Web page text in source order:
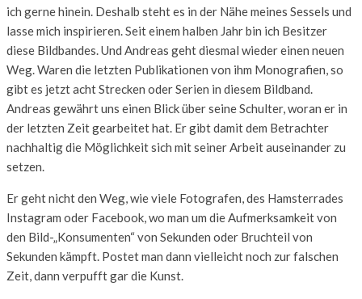
ich gerne hinein. Deshalb steht es in der Nähe meines Sessels und
lasse mich inspirieren. Seit einem halben Jahr bin ich Besitzer
diese Bildbandes. Und Andreas geht diesmal wieder einen neuen
Weg. Waren die letzten Publikationen von ihm Monografien, so
gibt es jetzt acht Strecken oder Serien in diesem Bildband.
Andreas gewährt uns einen Blick über seine Schulter, woran er in
der letzten Zeit gearbeitet hat. Er gibt damit dem Betrachter
nachhaltig die Möglichkeit sich mit seiner Arbeit auseinander zu
setzen.
Er geht nicht den Weg, wie viele Fotografen, des Hamsterrades
Instagram oder Facebook, wo man um die Aufmerksamkeit von
den Bild-„Konsumenten“ von Sekunden oder Bruchteil von
Sekunden kämpft. Postet man dann vielleicht noch zur falschen
Zeit, dann verpufft gar die Kunst.